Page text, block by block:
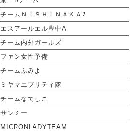
チームＮＩＳＨＩＮＡＫＡ2
エスアールエル豊中A
チーム内外ガールズ
ファン女性予備
チームふみよ
ミヤマエプリティ隊
チームなでしこ
サンミー
MICRONLADYTEAM